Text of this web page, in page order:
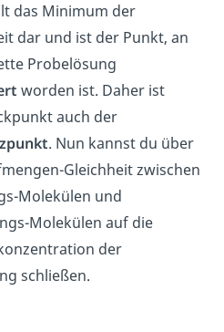
das Minimum der
dar und ist der Punkt, an
Probelösung
worden ist. Daher ist
auch der
. Nun kannst du über
Gleichheit zwischen
Molekülen und
Molekülen auf die
der
schließen.